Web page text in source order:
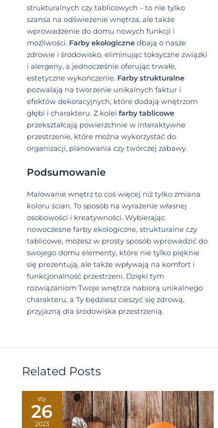
strukturalnych czy tablicowych – to nie tylko
szansa na odświeżenie wnętrza, ale także
wprowadzenie do domu nowych funkcji i
możliwości. Farby ekologicznedbają o nasze
zdrowie i środowisko, eliminując toksyczne związki
i alergeny, a jednocześnie oferując trwałe,
estetyczne wykończenie. Farby strukturalne
pozwalają na tworzenie unikalnych faktur i
efektów dekoracyjnych, które dodają wnętrzom
głębi i charakteru. Z kolei farby tablicowe
przekształcają powierzchnie w interaktywne
przestrzenie, które można wykorzystać do
organizacji, planowania czy twórczej zabawy.
Podsumowanie
Malowanie wnętrz to coś więcej niż tylko zmiana
koloru ścian. To sposób na wyrażenie własnej
osobowości i kreatywności. Wybierając
nowoczesne farby ekologiczne, strukturalne czy
tablicowe, możesz w prosty sposób wprowadzić do
swojego domu elementy, które nie tylko pięknie
się prezentują, ale także wpływają na komfort i
funkcjonalność przestrzeni. Dzięki tym
rozwiązaniom Twoje wnętrza nabiorą unikalnego
charakteru, a Ty będziesz cieszyć się zdrową,
przyjazną dla środowiska przestrzenią.
Related Posts
sty
26
2023